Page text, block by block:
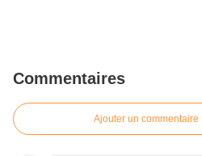
Commentaires
Ajouter un commentaire